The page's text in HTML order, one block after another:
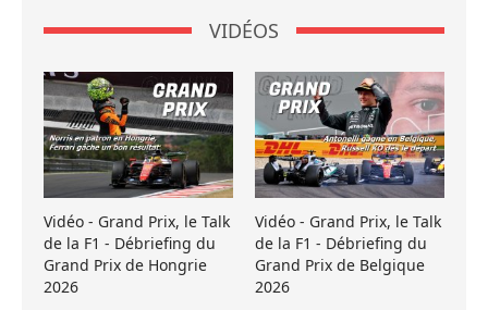
VIDÉOS
Vidéo - Grand Prix, le Talk
de la F1 - Débriefing du
Grand Prix de Hongrie
2026
Vidéo - Grand Prix, le Talk
de la F1 - Débriefing du
Grand Prix de Belgique
2026